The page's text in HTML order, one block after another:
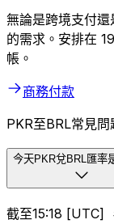
無論是跨境支付
的需求。安排在
帳。
商務付款
PKR至BRL常見問
今天PKR兌BRL匯率
截至15:18 [UTC]